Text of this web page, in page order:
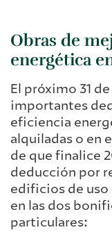
Obras de
energética
El próximo 31
importantes
eficiencia
alquiladas o en
de que finalice
deducción por
edificios de
en las dos
particulares: